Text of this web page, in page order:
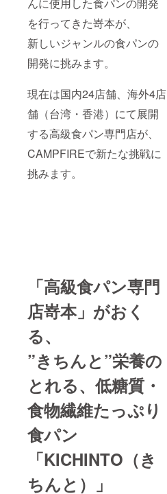
を行ってきた嵜本が、
新しいジャンルの食パンの
開発に挑みます。
現在は国内24店舗、海外4店
舗（台湾・香港）にて展開
する高級食パン専門店が、
CAMPFIREで新たな挑戦に
挑みます。
「高級食パン専門
店嵜本」がおく
る、
”きちんと”栄養の
とれる、低糖質・
食物繊維たっぷり
食パン
「KICHINTO（き
ちんと）」